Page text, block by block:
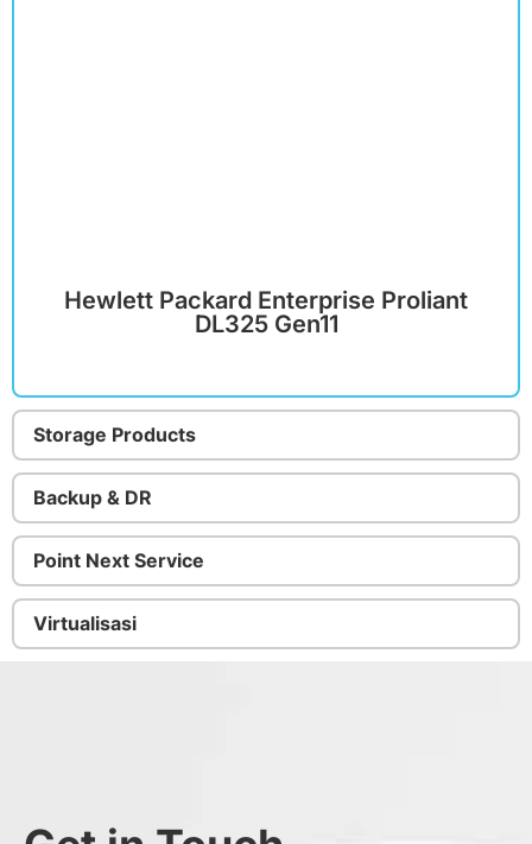
Storage Products
Backup & DR
Point Next Service
Virtualisasi
Hewlett Packard Enterprise Proliant
DL325 Gen11